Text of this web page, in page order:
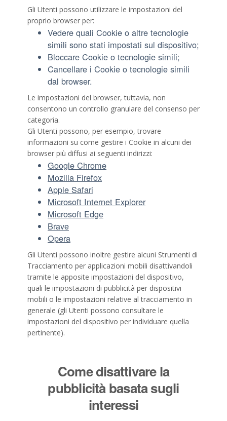
Gli Utenti possono utilizzare le impostazioni del
proprio browser per:
Vedere quali Cookie o altre tecnologie
simili sono stati impostati sul dispositivo;
Bloccare Cookie o tecnologie simili;
Cancellare i Cookie o tecnologie simili
dal browser.
Le impostazioni del browser, tuttavia, non
consentono un controllo granulare del consenso per
categoria.
Gli Utenti possono, per esempio, trovare
informazioni su come gestire i Cookie in alcuni dei
browser più diffusi ai seguenti indirizzi:
Google Chrome
Mozilla Firefox
Apple Safari
Microsoft Internet Explorer
Microsoft Edge
Brave
Opera
Gli Utenti possono inoltre gestire alcuni Strumenti di
Tracciamento per applicazioni mobili disattivandoli
tramite le apposite impostazioni del dispositivo,
quali le impostazioni di pubblicità per dispositivi
mobili o le impostazioni relative al tracciamento in
generale (gli Utenti possono consultare le
impostazioni del dispositivo per individuare quella
pertinente).
Come disattivare la
pubblicità basata sugli
interessi